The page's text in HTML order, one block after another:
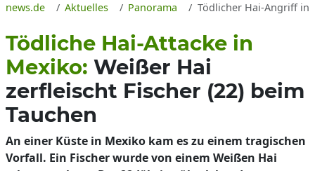
news.de Aktuelles Panorama Tödlicher Hai-Angriff in
Tödliche Hai-Attacke in
Mexiko: Weißer Hai
zerfleischt Fischer (22) beim
Tauchen
An einer Küste in Mexiko kam es zu einem tragischen
Vorfall. Ein Fischer wurde von einem Weißen Hai